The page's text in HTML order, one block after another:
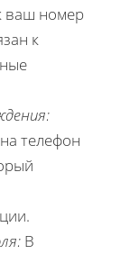
ваш номер
к
телефон
В